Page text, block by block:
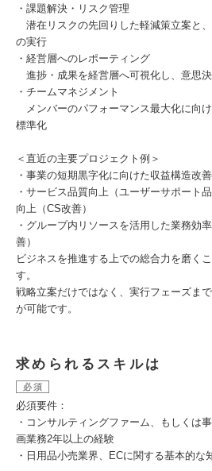
・課題解決・リスク管理
潜在リスクの先回りした軽減策立案と
の実行
・経営層へのレポーティング
進捗・成果を経営層へ可視化し、意思
・チームマネジメント
メンバーのパフォーマンス最大化に向
標準化
＜直近の主要プロジェクト例＞
・事業の短期黒字化に向けた収益構造改善
・サービス品質向上（ユーザーサポート
向上（CS改善）
・グループ内リソースを活用した業務効
善）
ビジネスを推進する上での総合力を磨く
す。
戦略立案だけではなく、実行フェーズま
が可能です。
求められるスキルは
必須
必須要件：
・コンサルティングファーム、もしくは
画業務2年以上の経験
・日用品小売業界、ECに関する基本的な